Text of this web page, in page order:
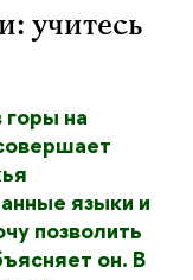
учитесь
на
языки и
позволить
он. В